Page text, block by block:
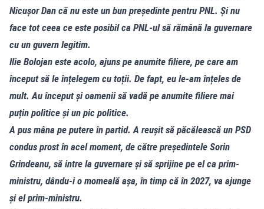
Nicușor Dan că nu este un bun președinte pentru PNL. Și nu
face tot ceea ce este posibil ca PNL-ul să rămână la guvernare
cu un guvern legitim.
Ilie Bolojan este acolo, ajuns pe anumite filiere, pe care am
început să le înțelegem cu toții. De fapt, eu le-am înțeles de
mult. Au început și oamenii să vadă pe anumite filiere mai
puțin politice și un pic politice.
A pus mâna pe putere în partid. A reușit să păcălească un PSD
condus prost în acel moment, de către președintele Sorin
Grindeanu, să intre la guvernare și să sprijine pe el ca prim-
ministru, dându-i o momeală așa, în timp că în 2027, va ajunge
și el prim-ministru.